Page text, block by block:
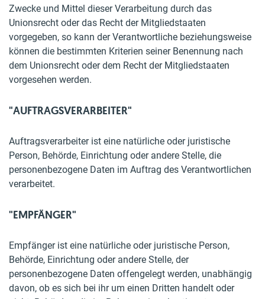
Zwecke und Mittel dieser Verarbeitung durch das
Unionsrecht oder das Recht der Mitgliedstaaten
vorgegeben, so kann der Verantwortliche beziehungsweise
können die bestimmten Kriterien seiner Benennung nach
dem Unionsrecht oder dem Recht der Mitgliedstaaten
vorgesehen werden.
"AUFTRAGSVERARBEITER"
Auftragsverarbeiter ist eine natürliche oder juristische
Person, Behörde, Einrichtung oder andere Stelle, die
personenbezogene Daten im Auftrag des Verantwortlichen
verarbeitet.
"EMPFÄNGER"
Empfänger ist eine natürliche oder juristische Person,
Behörde, Einrichtung oder andere Stelle, der
personenbezogene Daten offengelegt werden, unabhängig
davon, ob es sich bei ihr um einen Dritten handelt oder